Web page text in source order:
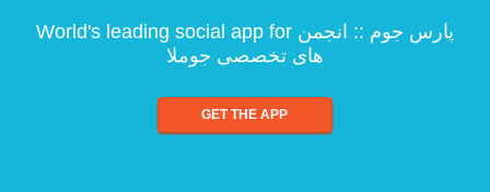
World's leading social app for پارس جوم :: انجمن
های تخصصی جوملا
GET THE APP